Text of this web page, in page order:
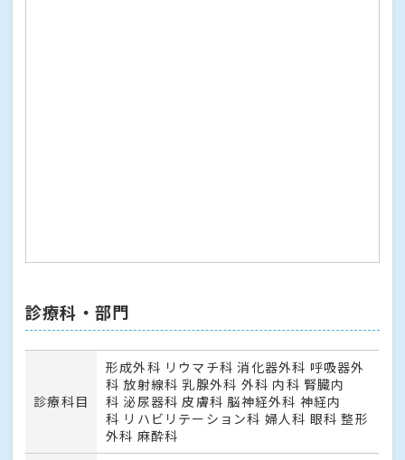
診療科・部門
診療科目
形成外科 リウマチ科 消化器外科 呼吸器外
科 放射線科 乳腺外科 外科 内科 腎臓内
科 泌尿器科 皮膚科 脳神経外科 神経内
科 リハビリテーション科 婦人科 眼科 整形
外科 麻酔科